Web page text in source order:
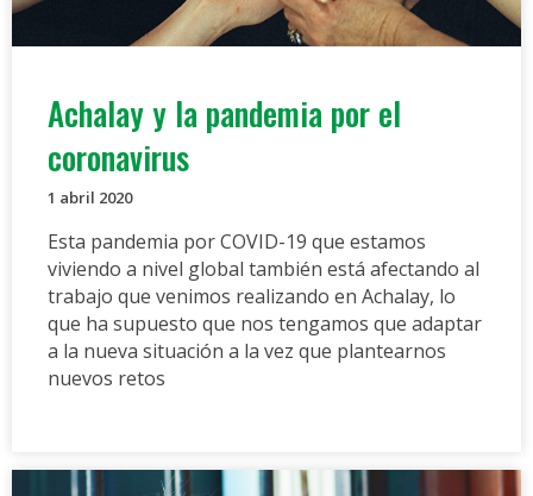
Achalay y la pandemia por el
coronavirus
1 abril 2020
Esta pandemia por COVID-19 que estamos
viviendo a nivel global también está afectando al
trabajo que venimos realizando en Achalay, lo
que ha supuesto que nos tengamos que adaptar
a la nueva situación a la vez que plantearnos
nuevos retos